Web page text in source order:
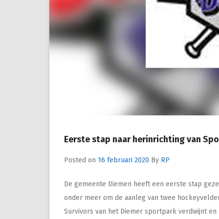
Eerste stap naar herinrichting van
Posted on 16 februari 2020 By RP
De gemeente Diemen heeft een eerste stap
onder meer om de aanleg van twee
Survivors van het Diemer sportpark verdwijnt